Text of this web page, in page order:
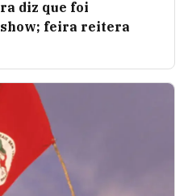
diz que foi
feira reitera